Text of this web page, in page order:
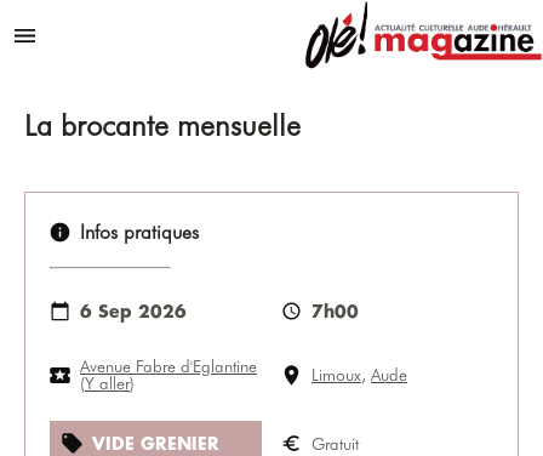
Menu
La brocante mensuelle
Infos pratiques
6 Sep 2026 7h00
Avenue Fabre d'Eglantine
(Y aller) Limoux, Aude
VIDE GRENIER Gratuit